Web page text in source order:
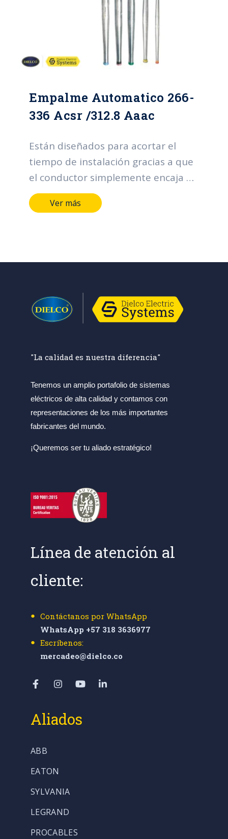
Empalme Automatico 266-
336 Acsr /312.8 Aaac
Están diseñados para acortar el
tiempo de instalación gracias a que
el conductor simplemente encaja en
cada una de las puntas y
automaticamente encaja al ser
largos periodos de tiempo
Ver más
"La calidad es nuestra diferencia"
Tenemos un amplio portafolio de sistemas
eléctricos de alta calidad y contamos con
representaciones de los más importantes
fabricantes del mundo.
¡Queremos ser tu aliado estratégico!
Línea de atención al
cliente:
Contáctanos por WhatsApp
WhatsApp +57 318 3636977
Escríbenos:
mercadeo@dielco.co
Aliados
ABB
EATON
SYLVANIA
LEGRAND
PROCABLES